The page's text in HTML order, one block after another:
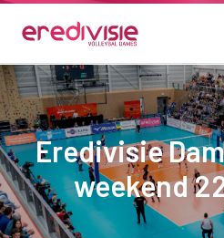
Eredivisie
weekend